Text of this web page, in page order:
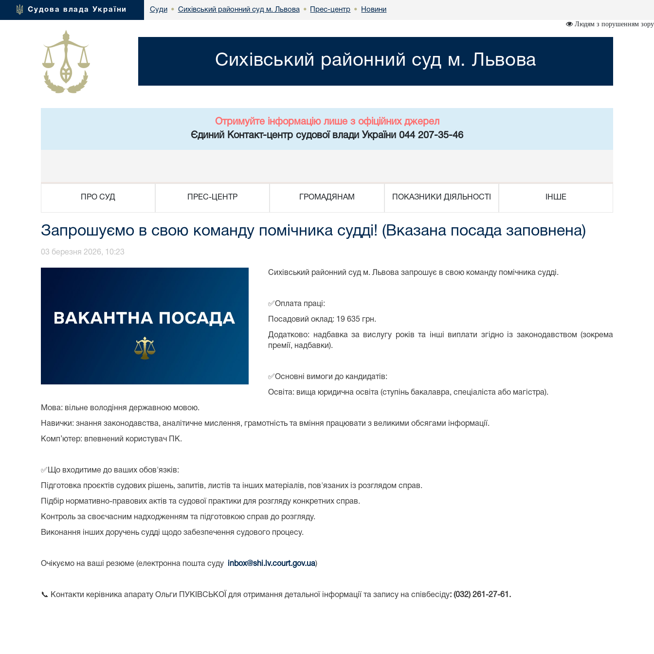
Судова влада України Суди • Сихівський районний суд м. Львова • Прес-центр • Новини
Людям з порушенням зору
Сихівський районний суд м. Львова
Отримуйте інформацію лише з офіційних джерел
Єдиний Контакт-центр судової влади України 044 207-35-46
ПРО СУД ПРЕС-ЦЕНТР ГРОМАДЯНАМ ПОКАЗНИКИ ДІЯЛЬНОСТІ ІНШЕ
Запрошуємо в свою команду помічника судді! (Вказана посада заповнена)
03 березня 2026, 10:23
Сихівський районний суд м. Львова запрошує в свою команду помічника судді.
✅Оплата праці:
Посадовий оклад: 19 635 грн.
Додатково: надбавка за вислугу років та інші виплати згідно із законодавством (зокрема
премії, надбавки).
✅Основні вимоги до кандидатів:
Освіта: вища юридична освіта (ступінь бакалавра, спеціаліста або магістра).
Мова: вільне володіння державною мовою.
Навички: знання законодавства, аналітичне мислення, грамотність та вміння працювати з великими обсягами інформації.
Комп’ютер: впевнений користувач ПК.
✅Що входитиме до ваших обов'язків:
Підготовка проєктів судових рішень, запитів, листів та інших матеріалів, пов'язаних із розглядом справ.
Підбір нормативно-правових актів та судової практики для розгляду конкретних справ.
Контроль за своєчасним надходженням та підготовкою справ до розгляду.
Виконання інших доручень судді щодо забезпечення судового процесу.
Очікуємо на ваші резюме (електронна пошта суду inbox@shi.lv.court.gov.ua)
📞 Контакти керівника апарату Ольги ПУКІВСЬКОЇ для отримання детальної інформації та запису на співбесіду: (032) 261-27-61.